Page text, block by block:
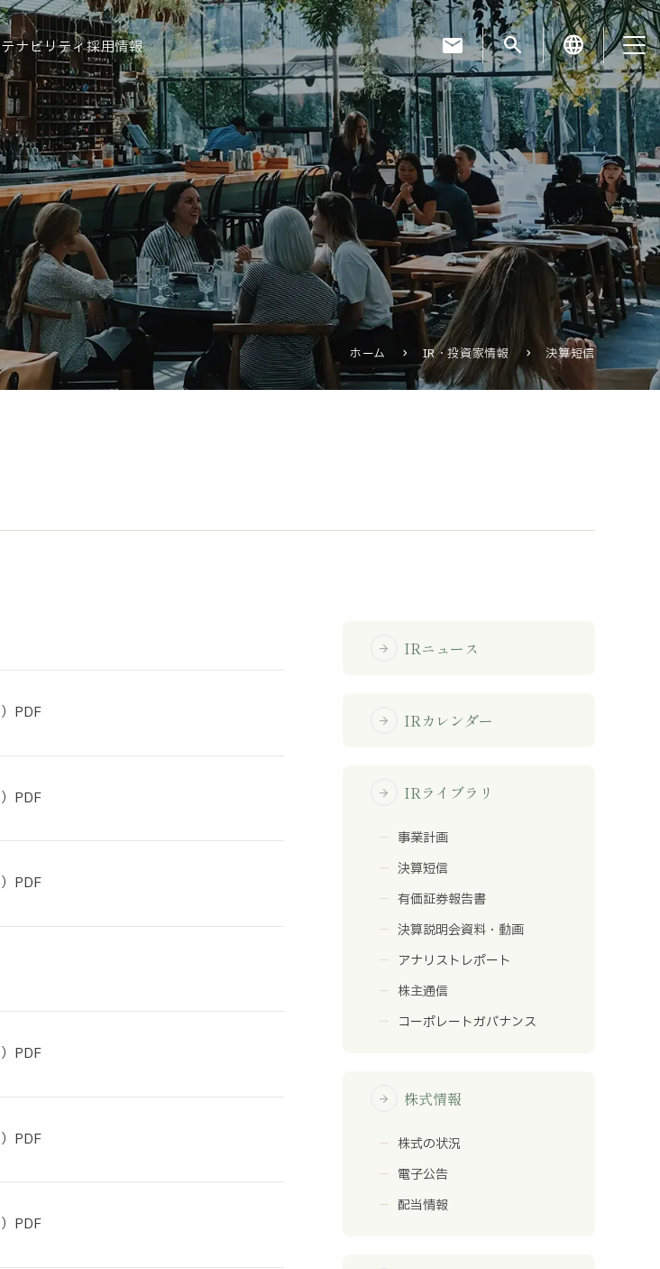
ナビリティ採用情報 mail search language
運営ホテル
IR・投資家情報
IRニュース
IRカレンダー
IRライブラリ
株式情報
財務・業績情報
IRイベント
取組事例
お知らせ
お役立ちコラム
採用情報
お問い合わせ
勧誘方針
ホーム IR・投資家情報 決算短信
PDF
PDF
PDF
PDF
PDF
PDF
arrow_forward IRニュース
arrow_forward IRカレンダー
arrow_forward IRライブラリ
事業計画
決算短信
有価証券報告書
決算説明会資料・動画
アナリストレポート
株主通信
コーポレートガバナンス
arrow_forward 株式情報
株式の状況
電子公告
配当情報